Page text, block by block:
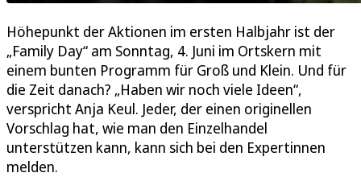
Höhepunkt der Aktionen im ersten Halbjahr ist der
„Family Day“ am Sonntag, 4. Juni im Ortskern mit
einem bunten Programm für Groß und Klein. Und für
die Zeit danach? „Haben wir noch viele Ideen“,
verspricht Anja Keul. Jeder, der einen originellen
Vorschlag hat, wie man den Einzelhandel
unterstützen kann, kann sich bei den Expertinnen
melden.